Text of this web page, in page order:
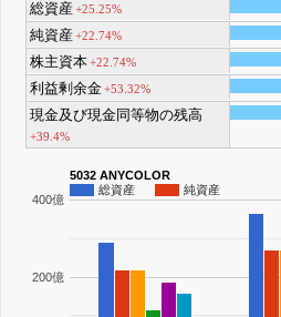
総資産+25.25%
純資産+22.74%
株主資本+22.74%
利益剰余金+53.32%
現金及び現金同等物の残高
+39.4%
5032 ANYCOLOR
総資産
純資産
200億
400億